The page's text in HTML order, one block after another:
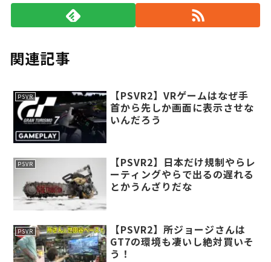
関連記事
PSVR
【PSVR2】VRゲームはなぜ手
首から先しか画面に表示させな
いんだろう
PSVR
【PSVR2】日本だけ規制やらレ
ーティングやらで出るの遅れる
とかうんざりだな
PSVR
【PSVR2】所ジョージさんは
GT7の環境も凄いし絶対買いそ
う！